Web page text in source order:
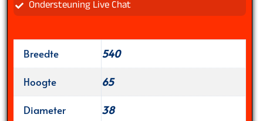
Ondersteuning Live Chat
Breedte
540
Hoogte
65
Diameter
38